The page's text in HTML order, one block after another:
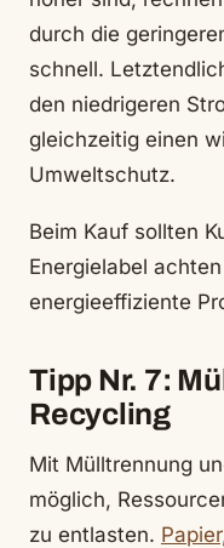
durch die
schnell.
den niedrigeren
gleichzeitig einen
Umweltschutz.
Beim Kauf sollten
Energielabel
energieeffiziente
Tipp Nr. 7:
Recycling
Mit Mülltrennung
möglich,
zu entlasten.